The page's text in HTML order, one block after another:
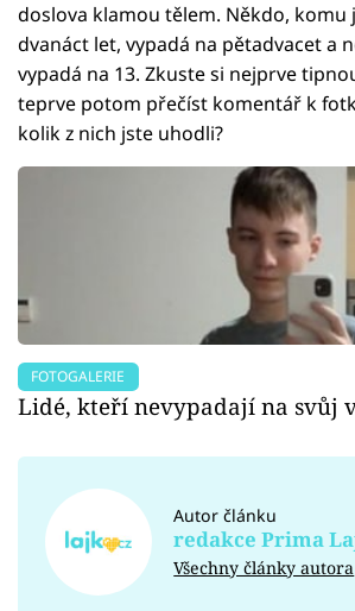
doslova klamou tělem. Někdo, komu
dvanáct let, vypadá na pětadvacet a
vypadá na 13. Zkuste si nejprve
teprve potom přečíst komentář k
kolik z nich jste uhodli?
FOTOGALERIE
Lidé, kteří nevypadají na svůj
Autor článku
redakce Prima
Všechny články autora